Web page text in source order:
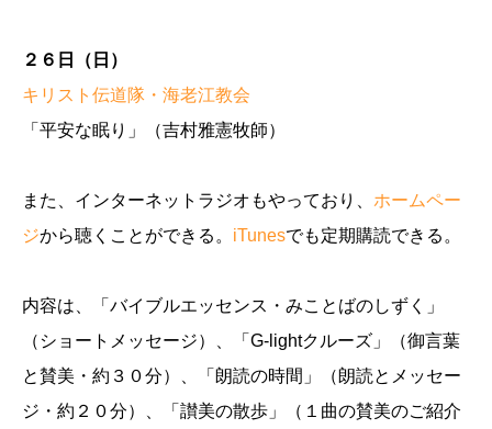
２６日（日）
キリスト伝道隊・海老江教会
「平安な眠り」（吉村雅憲牧師）
また、インターネットラジオもやっており、 ホームペー
ジから聴くことができる。 iTunesでも定期購読できる。
内容は、「バイブルエッセンス・みことばのしずく」
（ショートメッセージ）、「G-lightクルーズ」（御言葉
と賛美・約３０分）、「朗読の時間」（朗読とメッセー
ジ・約２０分）、「讃美の散歩」（１曲の賛美のご紹介